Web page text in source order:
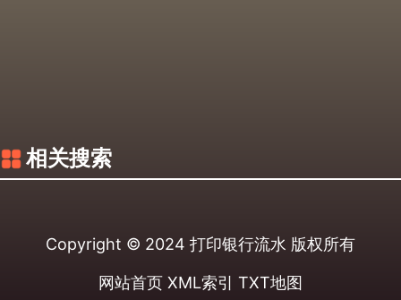
相关搜索
Copyright © 2024 打印银行流水 版权所有
网站首页 XML索引 TXT地图